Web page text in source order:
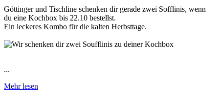
Göttinger und Tischline schenken dir gerade zwei Sofflinis, wenn
du eine Kochbox bis 22.10 bestellst.
Ein leckeres Kombo für die kalten Herbsttage.
...
Mehr lesen